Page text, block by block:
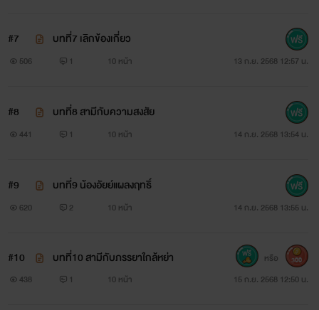
#7 บทที่7 เลิกข้องเกี่ยว
506 1 10 หน้า 13 ก.ย. 2568 12:57 น.
#8 บทที่8 สามีกับความสงสัย
441 1 10 หน้า 14 ก.ย. 2568 13:54 น.
#9 บทที่9 น้องอัยย์แผลงฤทธิ์
620 2 10 หน้า 14 ก.ย. 2568 13:55 น.
#10 บทที่10 สามีกับภรรยาใกล้หย่า
438 1 10 หน้า 15 ก.ย. 2568 12:50 น.
หรือ 300